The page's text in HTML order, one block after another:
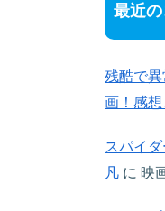
最近
残酷で
画！感
スパイ
凡 に 映